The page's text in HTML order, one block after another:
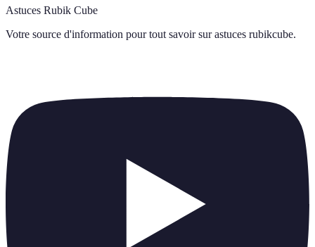
Astuces Rubik Cube
Votre source d'information pour tout savoir sur astuces rubikcube.